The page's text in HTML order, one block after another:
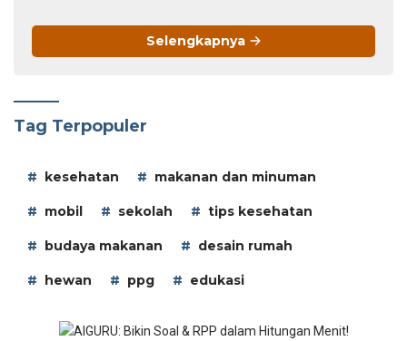
Selengkapnya
Tag Terpopuler
kesehatan makanan dan minuman
mobil sekolah tips kesehatan
budaya makanan desain rumah
hewan ppg edukasi